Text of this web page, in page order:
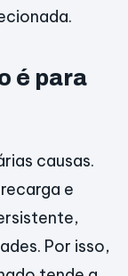
é para
causas.
e
Por isso,